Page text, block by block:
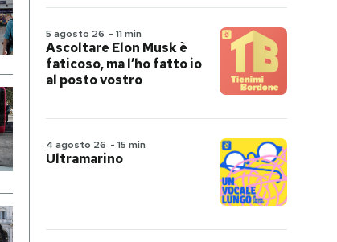
5 agosto 26 - 11 min
Ascoltare Elon Musk è
faticoso, ma l’ho fatto io
al posto vostro
4 agosto 26 - 15 min
Ultramarino